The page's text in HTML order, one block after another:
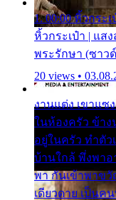
1. 00:00 หิ้วกระเ
หิ้วกระเป๋า | แส
พระรักษา (ซาว
20 views •
งานแต่ง เขาแซ
ในห้องครัว ข้าง
อยู่ในครัว ทำตัว
บ้านใกล้ พึ่งพาอ
พา กันเข้าพาขวั
เดียวดาย เป็นค